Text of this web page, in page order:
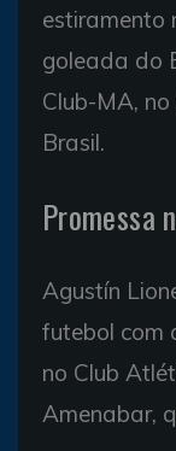
estiramento
goleada do
Club-MA,
Brasil.
Promessa
Agustín
futebol com
no Club
Amenabar,